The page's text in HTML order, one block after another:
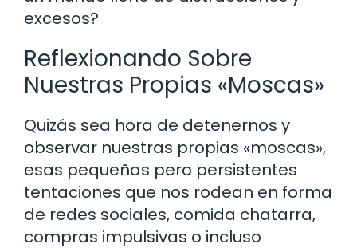
excesos?
Reflexionando Sobre
Nuestras Propias «Moscas»
Quizás sea hora de detenernos y
observar nuestras propias «moscas»,
esas pequeñas pero persistentes
tentaciones que nos rodean en forma
de redes sociales, comida chatarra,
compras impulsivas o incluso